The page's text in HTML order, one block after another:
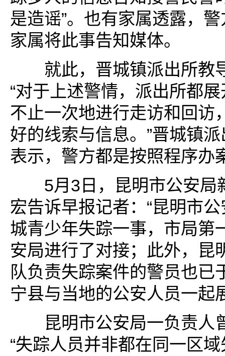
是造谣”。也有家属透露，
家属将此事告知媒体。
就此，晋城镇派出所教
“对于上述警情，派出所都
不止一次地进行走访和回访
好的线索与信息。”晋城镇
表示，警方都是按照程序办
5月3日，昆明市公安局
宏告诉早报记者：“昆明市
城青少年失踪一事，市局第
安局进行了对接；此外，昆
队负责失踪案件的警员也已
宁县与当地的公安人员一起
昆明市公安局一负责人
“失踪人员并非都在同一区